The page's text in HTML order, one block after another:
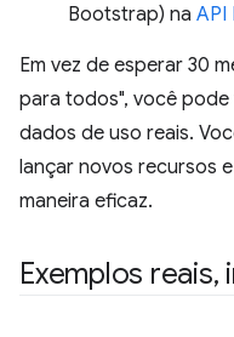
Bootstrap) na API
Em vez de esperar 30
para todos", você
dados de uso reais.
lançar novos recursos
maneira eficaz.
Exemplos reais,